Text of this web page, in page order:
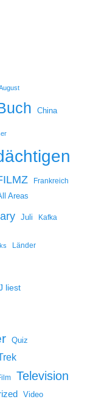
China
Frankreich
Areas
Juli Kafka
Länder
liest
Quiz
Television
Video